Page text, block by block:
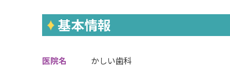
基本情報
医院名 かしい歯科